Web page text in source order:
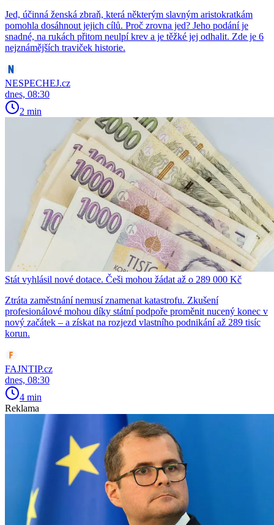
Jed, účinná ženská zbraň, která některým slavným aristokratkám
pomohla dosáhnout jejich cílů. Proč zrovna jed? Jeho podání je
snadné, na rukách přitom neulpí krev a je těžké jej odhalit. Zde je 6
nejznámějších traviček historie.
NESPECHEJ.cz
dnes, 08:30
2 min
Stát vyhlásil nové dotace. Češi mohou žádat až o 289 000 Kč
Ztráta zaměstnání nemusí znamenat katastrofu. Zkušení
profesionálové mohou díky státní podpoře proměnit nucený konec v
nový začátek – a získat na rozjezd vlastního podnikání až 289 tisíc
korun.
FAJNTIP.cz
dnes, 08:30
4 min
Reklama